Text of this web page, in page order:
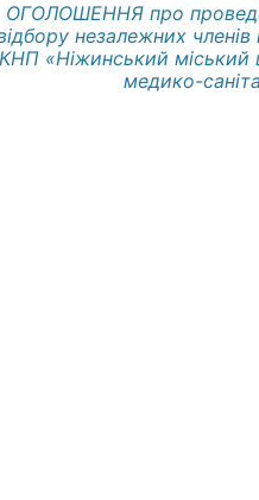
ОГОЛОШЕННЯ про
незалежних членів
КНП «Ніжинський міський
медико-